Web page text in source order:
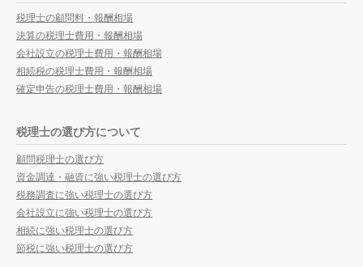
税理士の顧問料・報酬相場
決算の税理士費用・報酬相場
会社設立の税理士費用・報酬相場
相続税の税理士費用・報酬相場
確定申告の税理士費用・報酬相場
税理士の選び方について
顧問税理士の選び方
資金調達・融資に強い税理士の選び方
税務調査に強い税理士の選び方
会社設立に強い税理士の選び方
相続に強い税理士の選び方
節税に強い税理士の選び方